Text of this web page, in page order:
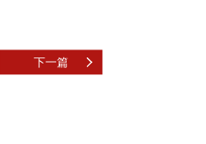
下一篇